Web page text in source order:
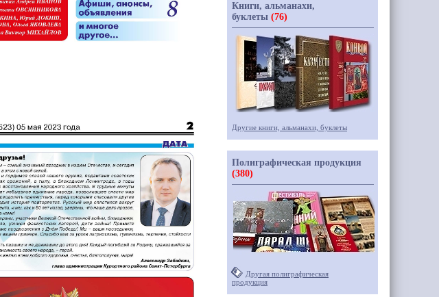
Книги, альманахи,
буклеты (76)
Другие книги, альманахи, буклеты
Полиграфическая продукция
(380)
Другая полиграфическая
продукция